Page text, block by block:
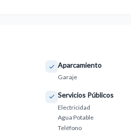
Aparcamiento
Garaje
Servicios Públicos
Electricidad
Agua Potable
Teléfono